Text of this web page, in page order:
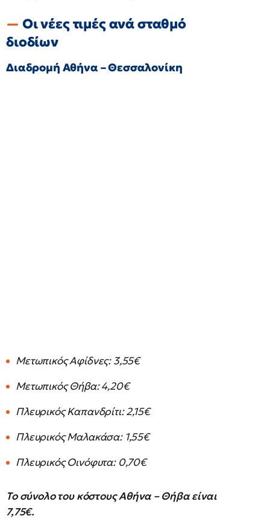
Οι νέες τιμές ανά σταθμό
διοδίων
Διαδρομή Αθήνα – Θεσσαλονίκη
Μετωπικός Αφίδνες: 3,55€
Μετωπικός Θήβα: 4,20€
Πλευρικός Καπανδρίτι: 2,15€
Πλευρικός Μαλακάσα: 1,55€
Πλευρικός Οινόφυτα: 0,70€
Το σύνολο του κόστους Αθήνα – Θήβα είναι
7,75€.